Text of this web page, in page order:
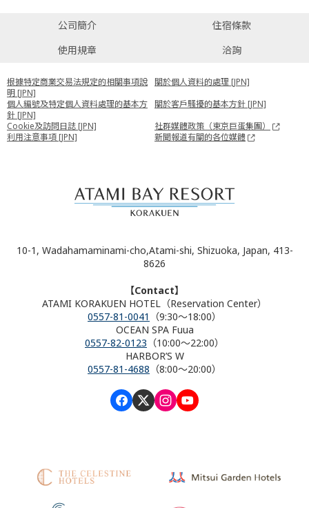
公司簡介
住宿條款
使用規章
洽詢
根據特定商業交易法規定的相關事項說
明 [JPN]
關於個人資料的處理 [JPN]
個人編號及特定個人資料處理的基本方
針 [JPN]
關於客戶騷擾的基本方針 [JPN]
Cookie及訪問日誌 [JPN]
社群媒體政策（東京巨蛋集團）
利用注意事項 [JPN]
新聞報道有關的各位媒體
10-1, Wadahamaminami-cho,Atami-shi, Shizuoka, Japan, 413-
8626
【Contact】
ATAMI KORAKUEN HOTEL（Reservation Center）
0557-81-0041
（9:30～18:00）
OCEAN SPA Fuua
0557-82-0123 （10:00～22:00）
HARBOR’S W
0557-81-4688 （8:00～20:00）